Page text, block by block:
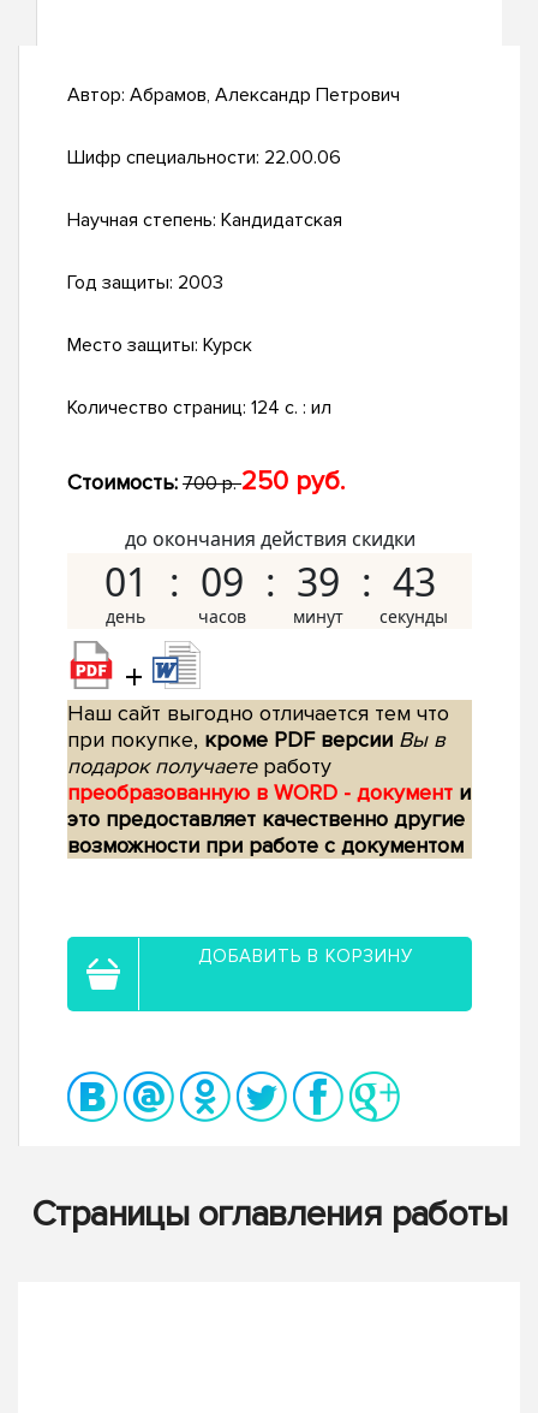
Автор: Абрамов, Александр Петрович
Шифр специальности: 22.00.06
Научная степень: Кандидатская
Год защиты: 2003
Место защиты: Курск
Количество страниц: 124 с. : ил
Стоимость: 700 р.250 руб.
до окончания действия скидки
01 09 39 43
+
Наш сайт выгодно отличается тем что
при покупке, кроме PDF версии Вы в
подарок получаетеработу
преобразованную в WORD - документ и
это предоставляет качественно другие
возможности при работе с документом
ДОБАВИТЬ В КОРЗИНУ
Страницы оглавления работы